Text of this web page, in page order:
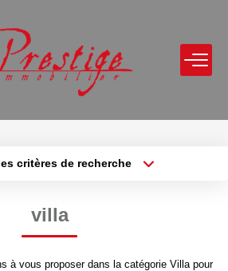
ACHETER
Valeur Sur Rendez-Vous
Estimation En Ligne
Biens Vendus
critères de recherche
Créer une alerte
villa
à vous proposer dans la catégorie Villa pour